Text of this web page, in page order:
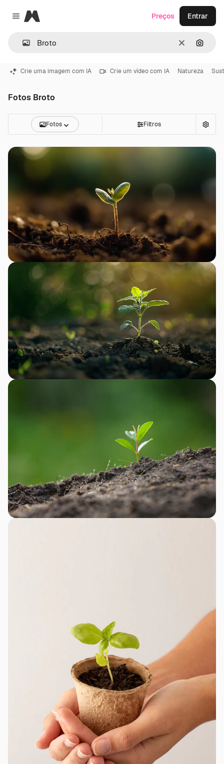
Close menu
Magnific
Limpar
Preços Entrar
Crie uma imagem com IA Crie um vídeo com IA Natureza
Fotos Broto
Fotos Filtros